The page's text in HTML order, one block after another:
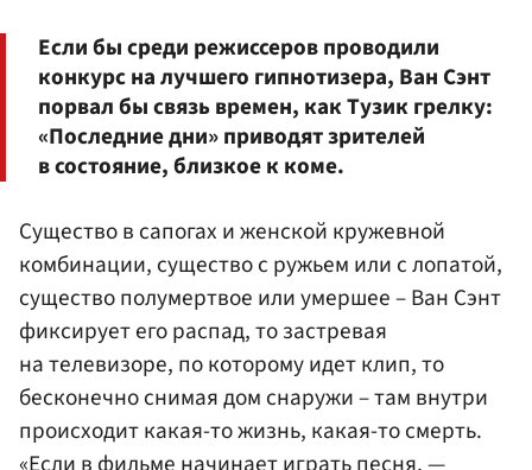
Если бы среди режиссеров проводили
конкурс на лучшего гипнотизера, Ван Сэнт
порвал бы связь времен, как Тузик грелку:
«Последние дни» приводят зрителей
в состояние, близкое к коме.
Существо в сапогах и женской кружевной
комбинации, существо с ружьем или с лопатой,
существо полумертвое или умершее – Ван Сэнт
фиксирует его распад, то застревая
на телевизоре, по которому идет клип, то
бесконечно снимая дом снаружи – там внутри
происходит какая-то жизнь, какая-то смерть.